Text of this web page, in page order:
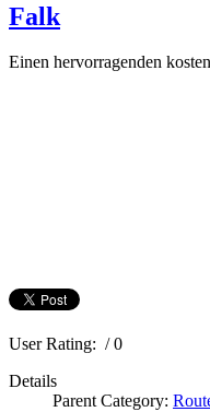
Falk
Einen hervorragenden
User Rating: / 0
Details
Parent Category: